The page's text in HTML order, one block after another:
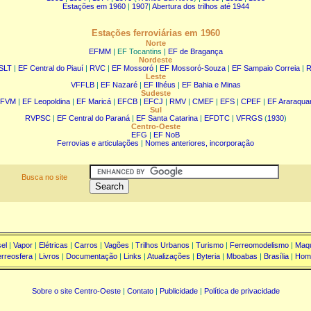
Estações em 1960| 1907| Abertura dos trilhos até 1944
Estações ferroviárias em 1960
Norte
EFMM| EF Tocantins | EF de Bragança
Nordeste
| EF Central do Piauí | RVC | EF Mossoró | EF Mossoró-Souza | EF Sampaio Correia |
Leste
VFFLB| EF Nazaré| EF Ilhéus | EF Bahia e Minas
Sudeste
| EF Leopoldina| EF Maricá| EFCB| EFCJ | RMV| CMEF| EFS| CPEF| EF
Sul
RVPSC| EF Central do Paraná| EF Santa Catarina| EFDTC| VFRGS(1930)
Centro-Oeste
EFG | EF NoB
Ferrovias e articulações | Nomes anteriores, incorporação
Busca no site
| Vapor | Elétricas | Carros | Vagões | Trilhos Urbanos | Turismo | Ferreomodelismo |
| Livros | Documentação| Links | Atualizações | Byteria| Mboabas | Brasília|
Sobre o site Centro-Oeste| Contato| Publicidade| Política de privacidade